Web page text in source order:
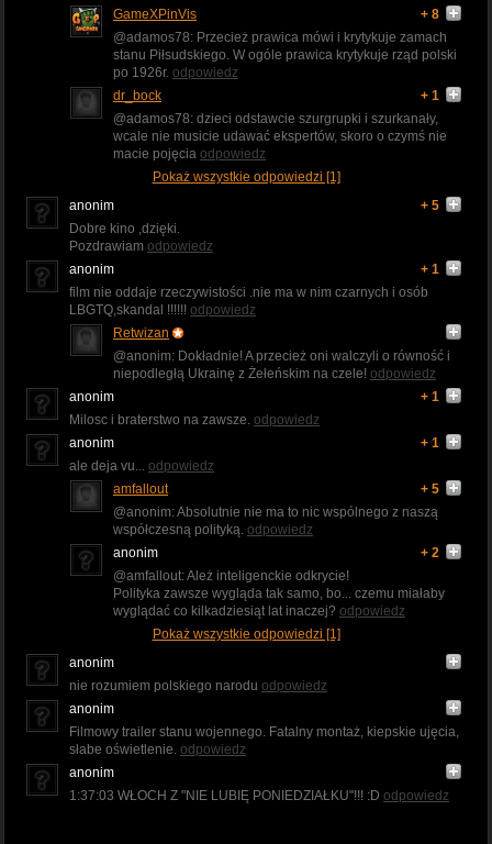
GameXPinVis
+ 8
@adamos78: Przecież prawica mówi i krytykuje zamach
stanu Piłsudskiego. W ogóle prawica krytykuje rząd polski
po 1926r. odpowiedz
dr_bock
+ 1
@adamos78: dzieci odstawcie szurgrupki i szurkanały,
wcale nie musicie udawać ekspertów, skoro o czymś nie
macie pojęcia odpowiedz
Pokaż wszystkie odpowiedzi [1]
anonim
+ 5
Dobre kino ,dzięki.
Pozdrawiam odpowiedz
anonim
+ 1
film nie oddaje rzeczywistości .nie ma w nim czarnych i osób
LBGTQ,skandal !!!!!! odpowiedz
Retwizan
@anonim: Dokładnie! A przecież oni walczyli o równość i
niepodległą Ukrainę z Żełeńskim na czele! odpowiedz
anonim
+ 1
Milosc i braterstwo na zawsze. odpowiedz
anonim
+ 1
ale deja vu... odpowiedz
amfallout
+ 5
@anonim: Absolutnie nie ma to nic wspólnego z naszą
współczesną polityką. odpowiedz
anonim
+ 2
@amfallout: Ależ inteligenckie odkrycie!
Polityka zawsze wygląda tak samo, bo... czemu miałaby
wyglądać co kilkadziesiąt lat inaczej? odpowiedz
Pokaż wszystkie odpowiedzi [1]
anonim
nie rozumiem polskiego narodu odpowiedz
anonim
Filmowy trailer stanu wojennego. Fatalny montaż, kiepskie ujęcia,
słabe oświetlenie. odpowiedz
anonim
1:37:03 WŁOCH Z "NIE LUBIĘ PONIEDZIAŁKU"!!! :D odpowiedz